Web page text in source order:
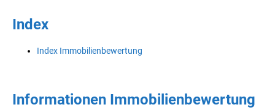
Index
Index Immobilienbewertung
Informationen Immobilienbewertung